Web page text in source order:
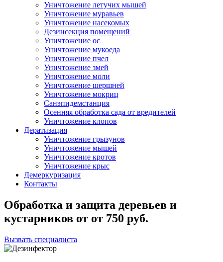
Уничтожение летучих мышей
Уничтожение муравьев
Уничтожение насекомых
Дезинсекция помещений
Уничтожение ос
Уничтожение мукоеда
Уничтожение пчел
Уничтожение змей
Уничтожение моли
Уничтожение шершней
Уничтожение мокриц
Санэпидемстанция
Осенняя обработка сада от вредителей
Уничтожение клопов
Дератизация
Уничтожение грызунов
Уничтожение мышей
Уничтожение кротов
Уничтожение крыс
Демеркуризация
Контакты
Обработка и защита деревьев и
кустарников от от 750 руб.
Вызвать специалиста